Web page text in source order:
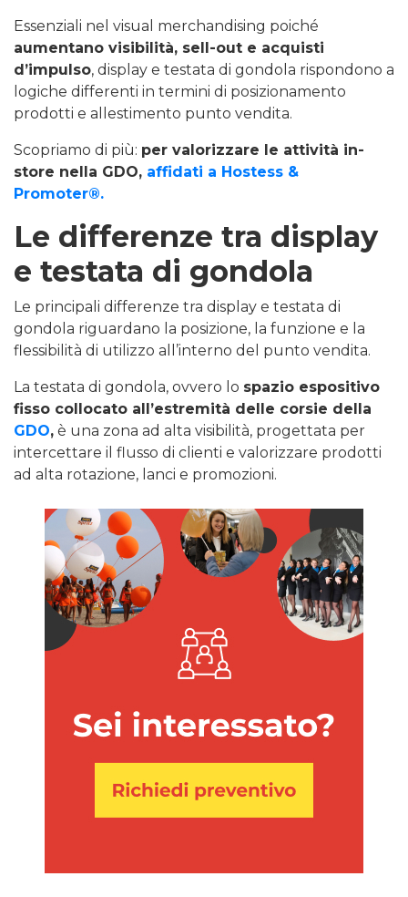
Essenziali nel visual merchandising poiché
aumentano visibilità, sell-out e acquisti
d’impulso, display e testata di gondola rispondono a
logiche differenti in termini di posizionamento
prodotti e allestimento punto vendita.
Scopriamo di più: per valorizzare le attività in-
store nella GDO, affidati a Hostess &
Promoter®.
Le differenze tra display
e testata di gondola
Le principali differenze tra display e testata di
gondola riguardano la posizione, la funzione e la
flessibilità di utilizzo all’interno del punto vendita.
La testata di gondola, ovvero lo spazio espositivo
fisso collocato all’estremità delle corsie della
GDO, è una zona ad alta visibilità, progettata per
intercettare il flusso di clienti e valorizzare prodotti
ad alta rotazione, lanci e promozioni.